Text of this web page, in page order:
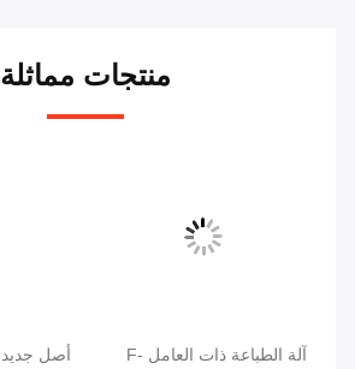
منتجات مماثلة
آلة الطباعة ذات العامل F-